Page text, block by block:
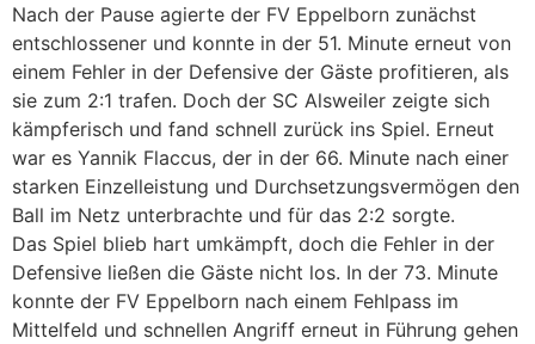
Nach der Pause agierte der FV Eppelborn zunächst
entschlossener und konnte in der 51. Minute erneut von
einem Fehler in der Defensive der Gäste profitieren, als
sie zum 2:1 trafen. Doch der SC Alsweiler zeigte sich
kämpferisch und fand schnell zurück ins Spiel. Erneut
war es Yannik Flaccus, der in der 66. Minute nach einer
starken Einzelleistung und Durchsetzungsvermögen den
Ball im Netz unterbrachte und für das 2:2 sorgte.
Das Spiel blieb hart umkämpft, doch die Fehler in der
Defensive ließen die Gäste nicht los. In der 73. Minute
konnte der FV Eppelborn nach einem Fehlpass im
Mittelfeld und schnellen Angriff erneut in Führung gehen